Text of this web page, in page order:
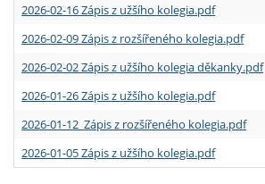
2026-02-16 Zápis z užšího kolegia.pdf
2026-02-09 Zápis z rozšířeného kolegia.pdf
2026-02-02 Zápis z užšího kolegia děkanky.pdf
2026-01-26 Zápis z užšího kolegia.pdf
2026-01-12 Zápis z rozšířeného kolegia.pdf
2026-01-05 Zápis z užšího kolegia.pdf